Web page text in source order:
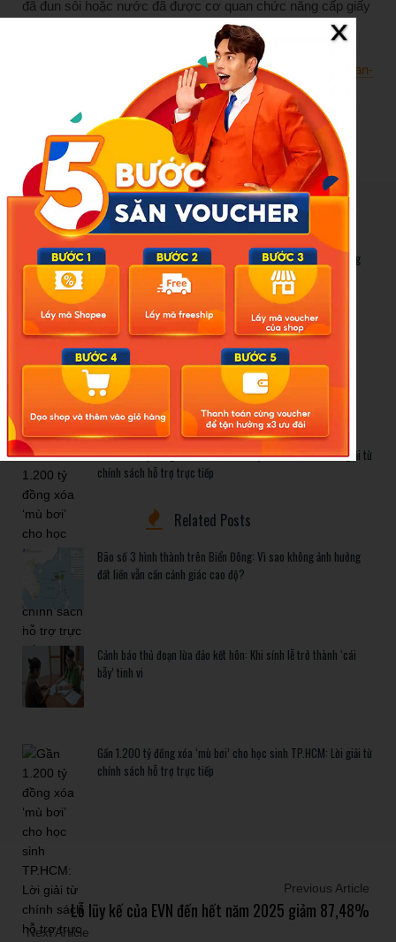
đã đun sôi hoặc nước đã được cơ quan chức năng cấp giấy
chứng nhận cơ sở đủ điều kiện an toàn thực phẩm.
https://nld.com.vn/31-nguoi-nghi-ngo-doc-thuc-do-an-
tiet-canh-vit-196260514224320628.htm
New Posts
Bão số 3 hình thành trên Biển Đông: Vì sao không ảnh hưởng
đất liền vẫn cần cảnh giác cao độ?
Cảnh báo thủ đoạn lừa đảo kết hôn: Khi sính lễ trở thành ‘cái
bẫy’ tinh vi
Gần 1.200 tỷ đồng xóa ‘mù bơi’ cho học sinh TP.HCM: Lời giải từ
chính sách hỗ trợ trực tiếp
Related Posts
Bão số 3 hình thành trên Biển Đông: Vì sao không ảnh hưởng
đất liền vẫn cần cảnh giác cao độ?
Cảnh báo thủ đoạn lừa đảo kết hôn: Khi sính lễ trở thành ‘cái
bẫy’ tinh vi
Gần 1.200 tỷ đồng xóa ‘mù bơi’ cho học sinh TP.HCM: Lời giải từ
chính sách hỗ trợ trực tiếp
Previous Article
Lỗ lũy kế của EVN đến hết năm 2025 giảm 87,48%
Next Article